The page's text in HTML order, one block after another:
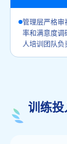
管理层严格
率和满意度
人培训团队负
训练